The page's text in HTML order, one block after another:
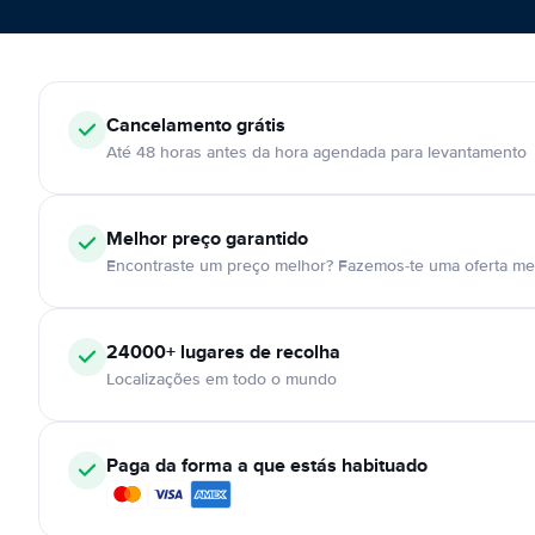
Cancelamentográtis
Até 48 horas antes da hora agendada para levantamento
Melhor preço garantido
Encontraste um preço melhor? Fazemos-te uma oferta
24000+ lugares de recolha
Localizações em todo o mundo
Paga da forma a que estás habituado